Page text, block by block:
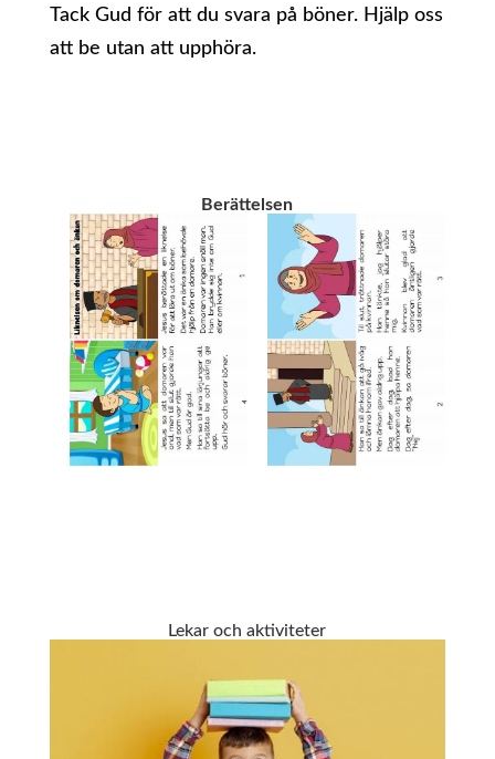
Tack Gud för att du svara på böner. Hjälp oss
att be utan att upphöra.
Berättelsen
Lekar och aktiviteter